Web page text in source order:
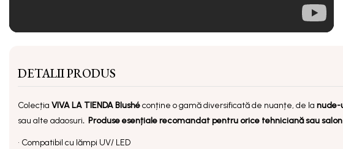
DETALII PRODUS
Colecția VIVA LA TIENDA Blushéconține o gamă diversificată de nuanțe, de la nude-
sau alte adaosuri. Produse esențialerecomandat pentru orice tehniciană sau
• Compatibil cu lămpi UV/ LED